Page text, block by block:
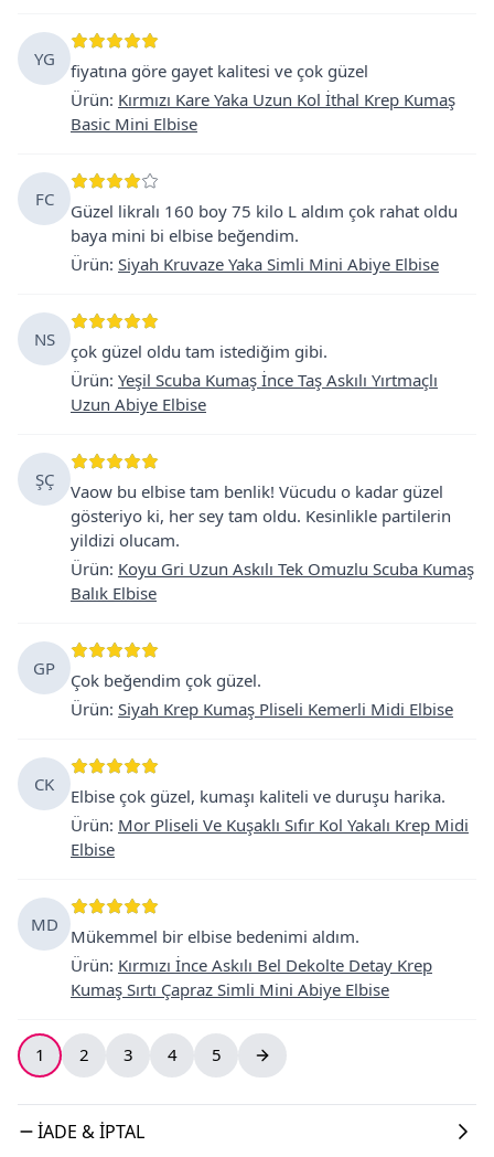
YG
fiyatına göre gayet kalitesi ve çok güzel
Ürün: Kırmızı Kare Yaka Uzun Kol İthal Krep Kumaş
Basic Mini Elbise
FC
Güzel likralı 160 boy 75 kilo L aldım çok rahat oldu
baya mini bi elbise beğendim.
Ürün: Siyah Kruvaze Yaka Simli Mini Abiye Elbise
NS
çok güzel oldu tam istediğim gibi.
Ürün: Yeşil Scuba Kumaş İnce Taş Askılı Yırtmaçlı
Uzun Abiye Elbise
ŞÇ
Vaow bu elbise tam benlik! Vücudu o kadar güzel
gösteriyo ki, her sey tam oldu. Kesinlikle partilerin
yildizi olucam.
Ürün: Koyu Gri Uzun Askılı Tek Omuzlu Scuba Kumaş
Balık Elbise
GP
Çok beğendim çok güzel.
Ürün: Siyah Krep Kumaş Pliseli Kemerli Midi Elbise
CK
Elbise çok güzel, kumaşı kaliteli ve duruşu harika.
Ürün: Mor Pliseli Ve Kuşaklı Sıfır Kol Yakalı Krep Midi
Elbise
MD
Mükemmel bir elbise bedenimi aldım.
Ürün: Kırmızı İnce Askılı Bel Dekolte Detay Krep
Kumaş Sırtı Çapraz Simli Mini Abiye Elbise
1 2 3 4 5
İADE & İPTAL